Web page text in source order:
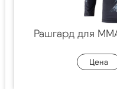
Рашгард для
Цена